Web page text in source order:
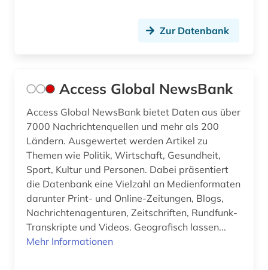
bremische evangelische kirche (1)
buchbestand (1)
buchführung (2)
bundes-angestelltentarifvertrag (4)
bundesangestelltentarif (1)
bundesarbeitsgericht (1)
bundesarchiv (1)
Zur Datenbank
Access Global NewsBank
Access Global NewsBank bietet Daten aus über
7000 Nachrichtenquellen und mehr als 200
Ländern. Ausgewertet werden Artikel zu
Themen wie Politik, Wirtschaft, Gesundheit,
Sport, Kultur und Personen. Dabei präsentiert
die Datenbank eine Vielzahl an Medienformaten
darunter Print- und Online-Zeitungen, Blogs,
Nachrichtenagenturen, Zeitschriften, Rundfunk-
Transkripte und Videos. Geografisch lassen...
Mehr Informationen